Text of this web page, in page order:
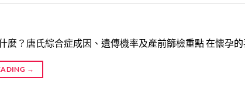
麼？唐氏綜合症成因、遺傳機率及產前篩檢重點 在懷孕
→